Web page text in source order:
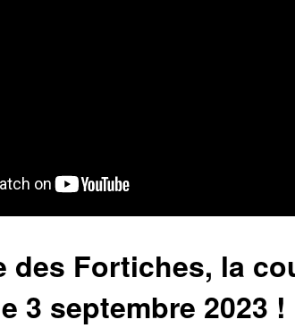
des Fortiches, la
3 septembre 2023 !